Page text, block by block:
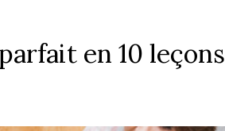
en 10 leçons